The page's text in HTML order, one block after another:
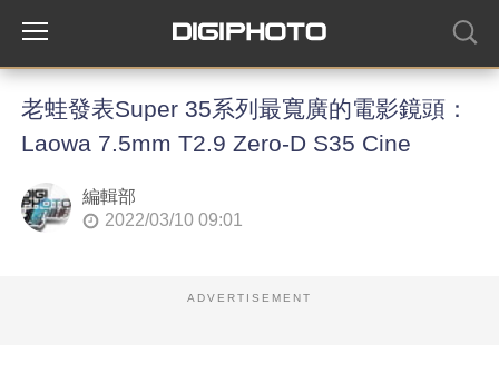
老蛙發表Super 35系列最寬廣的電影鏡頭：
Laowa 7.5mm T2.9 Zero-D S35 Cine
編輯部
2022/03/10 09:01
ADVERTISEMENT